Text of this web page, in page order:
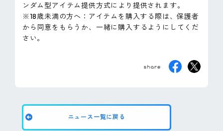
ンダム型アイテム提供方式により提供されます。
※18歳未満の方へ：アイテムを購入する際は、保護者
から同意をもらうか、一緒に購入するようにしてくだ
さい。
ニュース一覧に戻る